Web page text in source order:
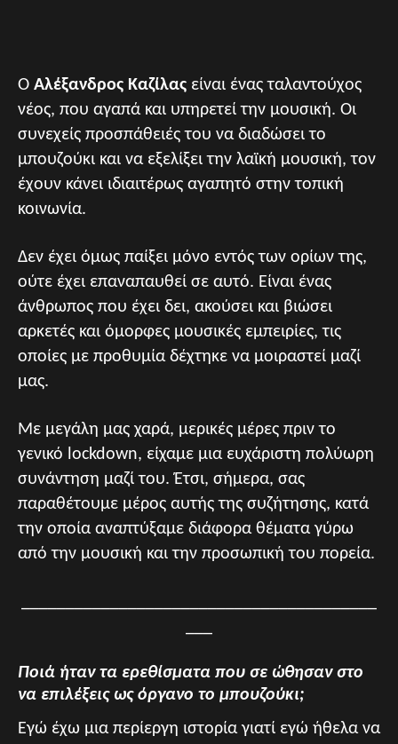
Ο Αλέξανδρος Καζίλας είναι ένας ταλαντούχος
νέος, που αγαπά και υπηρετεί την μουσική. Οι
συνεχείς προσπάθειές του να διαδώσει το
μπουζούκι και να εξελίξει την λαϊκή μουσική, τον
έχουν κάνει ιδιαιτέρως αγαπητό στην τοπική
κοινωνία.
Δεν έχει όμως παίξει μόνο εντός των ορίων της,
ούτε έχει επαναπαυθεί σε αυτό. Είναι ένας
άνθρωπος που έχει δει, ακούσει και βιώσει
αρκετές και όμορφες μουσικές εμπειρίες, τις
οποίες με προθυμία δέχτηκε να μοιραστεί μαζί
μας.
Με μεγάλη μας χαρά, μερικές μέρες πριν το
γενικό lockdown, είχαμε μια ευχάριστη πολύωρη
συνάντηση μαζί του. Έτσι, σήμερα, σας
παραθέτουμε μέρος αυτής της συζήτησης, κατά
την οποία αναπτύξαμε διάφορα θέματα γύρω
από την μουσική και την προσωπική του πορεία.
Ποιά ήταν τα ερεθίσματα που σε ώθησαν στο
να επιλέξεις ως όργανο το μπουζούκι;
Εγώ έχω μια περίεργη ιστορία γιατί εγώ ήθελα να